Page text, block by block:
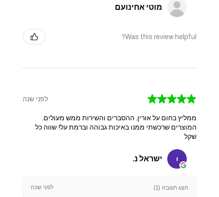
מוטי אחינועם
Was this review helpful?
★
★
★
★
★ לפני שנה
ממליץ בחום על אורין. ההסברים והשירות ממש מעולים.
המוצרים שרכשתי ממנו באיכות גבוהה וברמת על! שווה כל
שקל
‫ישראל נ.
הצג תגובה (1) לפני שנה